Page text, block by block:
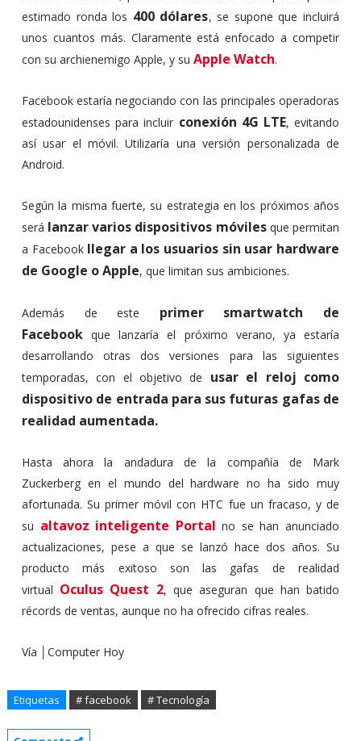
estimado ronda los 400 dólares, se supone que incluirá
unos cuantos más. Claramente está enfocado a competir
con su archienemigo Apple, y su Apple Watch.
Facebook estaría negociando con las principales operadoras
estadounidenses para incluir conexión 4G LTE, evitando
así usar el móvil. Utilizaría una versión personalizada de
Android.
Según la misma fuerte, su estrategia en los próximos años
será lanzar varios dispositivos móvilesque permitan
a Facebookllegar a los usuarios sin usar hardware
de Google o Apple, que limitan sus ambiciones.
Además de este primer smartwatch de
Facebookque lanzaría el próximo verano, ya estaría
desarrollando otras dos versiones para las siguientes
temporadas, con el objetivo de usar el reloj como
dispositivo de entrada para sus futuras gafas de
realidad aumentada.
Hasta ahora la andadura de la compañía de Mark
Zuckerberg en el mundo del hardware no ha sido muy
afortunada. Su primer móvil con HTC fue un fracaso, y de
su altavoz inteligente Portal no se han anunciado
actualizaciones, pese a que se lanzó hace dos años. Su
producto más exitoso son las gafas de realidad
virtual Oculus Quest 2, que aseguran que han batido
récords de ventas, aunque no ha ofrecido cifras reales.
Vía │Computer Hoy
Etiquetas # facebook # Tecnología